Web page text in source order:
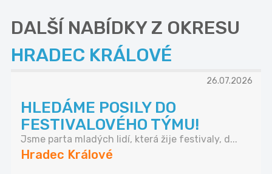
DALŠÍ NABÍDKY Z OKRESU
HRADEC KRÁLOVÉ
26.07.2026
HLEDÁME POSILY DO
FESTIVALOVÉHO TÝMU!
Jsme parta mladých lidí, která žije festivaly, d...
Hradec Králové